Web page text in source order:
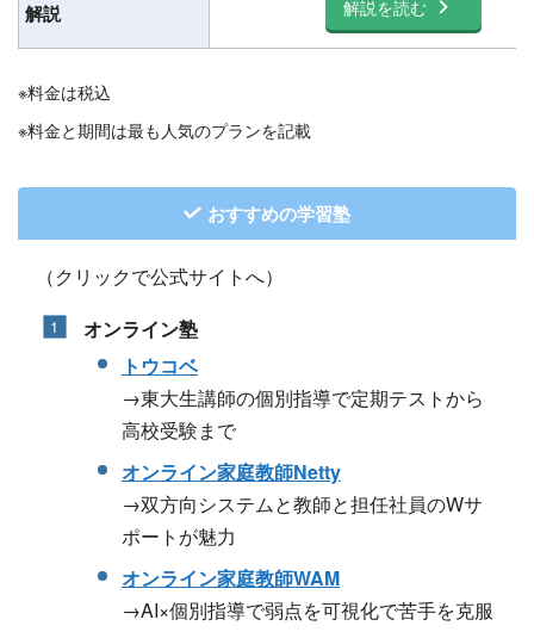
解説 解説を読む
※料金は税込
※料金と期間は最も人気のプランを記載
おすすめの学習塾
（クリックで公式サイトへ）
オンライン塾
トウコベ
→東大生講師の個別指導で定期テストから
高校受験まで
オンライン家庭教師Netty
→双方向システムと教師と担任社員のWサ
ポートが魅力
オンライン家庭教師WAM
→AI×個別指導で弱点を可視化で苦手を克服